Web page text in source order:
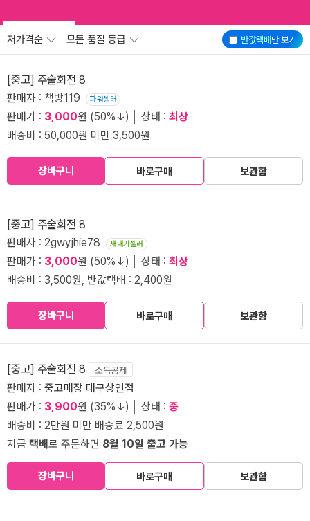
반값택배만 보기
저가격순 모든 품질 등급
[중고] 주술회전 8
판매자 : 책방119 파워셀러
판매가 : 3,000원 (50%↓) │ 상태 : 최상
배송비 : 50,000원 미만 3,500원
장바구니 바로구매 보관함
[중고] 주술회전 8
판매자 : 2gwyjhie78 새내기셀러
판매가 : 3,000원 (50%↓) │ 상태 : 최상
배송비 : 3,500원, 반값택배 : 2,400원
장바구니 바로구매 보관함
[중고] 주술회전 8 소득공제
판매자 : 중고매장 대구상인점
판매가 : 3,900원 (35%↓) │ 상태 : 중
배송비 : 2만원 미만 배송료 2,500원
지금 택배로 주문하면 8월 10일 출고 가능
장바구니 바로구매 보관함